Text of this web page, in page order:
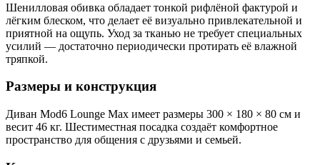
Шенилловая обивка обладает тонкой рифлёной фактурой и
лёгким блеском, что делает её визуально привлекательной и
приятной на ощупь. Уход за тканью не требует специальных
усилий — достаточно периодически протирать её влажной
тряпкой.
Размеры и конструкция
Диван Mod6 Lounge Max имеет размеры 300 × 180 × 80 см и
весит 46 кг. Шестиместная посадка создаёт комфортное
пространство для общения с друзьями и семьей.